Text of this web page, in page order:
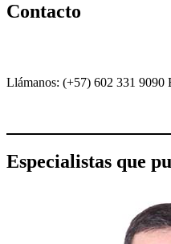
Contacto
Llámanos: (+57) 602 331 9090
Especialistas que